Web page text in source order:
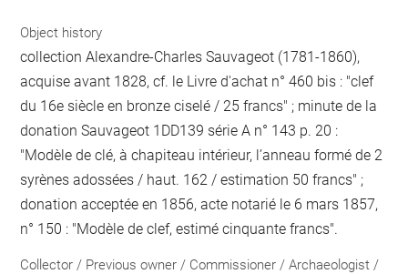
Object history
collection Alexandre-Charles Sauvageot (1781-1860),
acquise avant 1828, cf. le Livre d'achat n° 460 bis : "clef
du 16e siècle en bronze ciselé / 25 francs" ; minute de la
donation Sauvageot 1DD139 série A n° 143 p. 20 :
"Modèle de clé, à chapiteau intérieur, l’anneau formé de 2
syrènes adossées / haut. 162 / estimation 50 francs" ;
donation acceptée en 1856, acte notarié le 6 mars 1857,
n° 150 : "Modèle de clef, estimé cinquante francs".
Collector / Previous owner / Commissioner / Archaeologist /